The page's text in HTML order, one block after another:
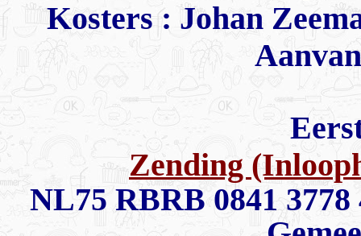
Kosters : Johan
Zending
NL75 RBRB 0841 3778